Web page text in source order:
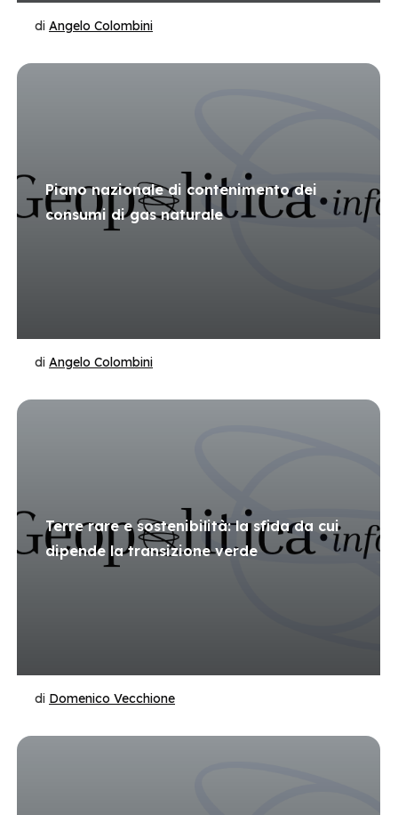
di Angelo Colombini
Piano nazionale di contenimento dei
consumi di gas naturale
di Angelo Colombini
Terre rare e sostenibilità: la sfida da cui
dipende la transizione verde
di Domenico Vecchione